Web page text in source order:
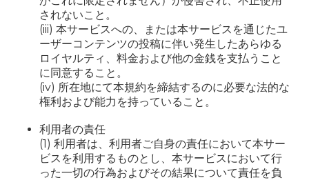
されないこと。
(iii) 本サービスへの、または本サービスを通じたユ
ーザーコンテンツの投稿に伴い発生したあらゆる
ロイヤルティ、料金および他の金銭を支払うこと
に同意すること。
(iv) 所在地にて本規約を締結するのに必要な法的な
権利および能力を持っていること。
利用者の責任
(1) 利用者は、利用者ご自身の責任において本サー
ビスを利用するものとし、本サービスにおいて行
った一切の行為およびその結果について責任を負